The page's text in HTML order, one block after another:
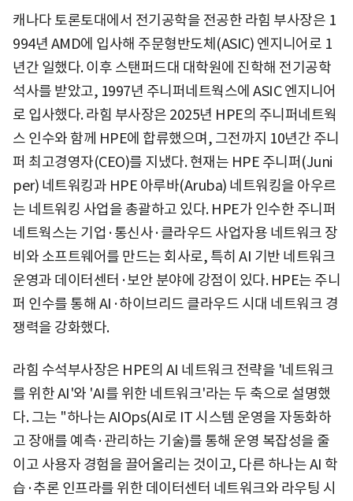
캐나다 토론토대에서 전기공학을 전공한 라힘 부사장은 1
994년 AMD에 입사해 주문형반도체(ASIC) 엔지니어로 1
년간 일했다. 이후 스탠퍼드대 대학원에 진학해 전기공학
석사를 받았고, 1997년 주니퍼네트웍스에 ASIC 엔지니어
로 입사했다. 라힘 부사장은 2025년 HPE의 주니퍼네트웍
스 인수와 함께 HPE에 합류했으며, 그전까지 10년간 주니
퍼 최고경영자(CEO)를 지냈다. 현재는 HPE 주니퍼(Juni
per) 네트워킹과 HPE 아루바(Aruba) 네트워킹을 아우르
는 네트워킹 사업을 총괄하고 있다. HPE가 인수한 주니퍼
네트웍스는 기업·통신사·클라우드 사업자용 네트워크 장
비와 소프트웨어를 만드는 회사로, 특히 AI 기반 네트워크
운영과 데이터센터·보안 분야에 강점이 있다. HPE는 주니
퍼 인수를 통해 AI·하이브리드 클라우드 시대 네트워크 경
쟁력을 강화했다.
라힘 수석부사장은 HPE의 AI 네트워크 전략을 '네트워크
를 위한 AI'와 'AI를 위한 네트워크'라는 두 축으로 설명했
다. 그는 "하나는 AIOps(AI로 IT 시스템 운영을 자동화하
고 장애를 예측·관리하는 기술)를 통해 운영 복잡성을 줄
이고 사용자 경험을 끌어올리는 것이고, 다른 하나는 AI 학
습·추론 인프라를 위한 데이터센터 네트워크와 라우팅 시